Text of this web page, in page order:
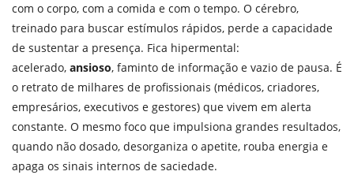
com o corpo, com a comida e com o tempo. O cérebro,
treinado para buscar estímulos rápidos, perde a capacidade
de sustentar a presença. Fica hipermental:
acelerado, ansioso, faminto de informação e vazio de pausa. É
o retrato de milhares de profissionais (médicos, criadores,
empresários, executivos e gestores) que vivem em alerta
constante. O mesmo foco que impulsiona grandes resultados,
quando não dosado, desorganiza o apetite, rouba energia e
apaga os sinais internos de saciedade.